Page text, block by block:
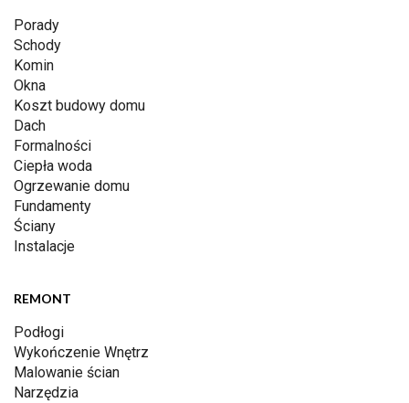
Porady
Schody
Komin
Okna
Koszt budowy domu
Dach
Formalności
Ciepła woda
Ogrzewanie domu
Fundamenty
Ściany
Instalacje
REMONT
Podłogi
Wykończenie Wnętrz
Malowanie ścian
Narzędzia